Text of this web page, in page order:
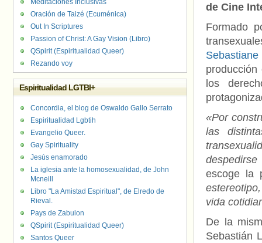
de Cine
Formado
Sebastiane
producción
los
«Por
las
escoge la
estereotipo
vida
De la
Sebastián
Meditaciones Inclusivas
Oración de Taizé (Ecuménica)
Out In Scriptures
Passion of Christ: A Gay Vision (Libro)
QSpirit (Espiritualidad Queer)
Rezando voy
Espiritualidad LGTBI+
Concordia, el blog de Oswaldo Gallo Serrato
Espiritualidad Lgbtih
Evangelio Queer.
Gay Spirituality
Jesús enamorado
La iglesia ante la homosexualidad, de John
Mcneill
Libro "La Amistad Espiritual", de Elredo de
Rieval.
Pays de Zabulon
QSpirit (Espiritualidad Queer)
Santos Queer